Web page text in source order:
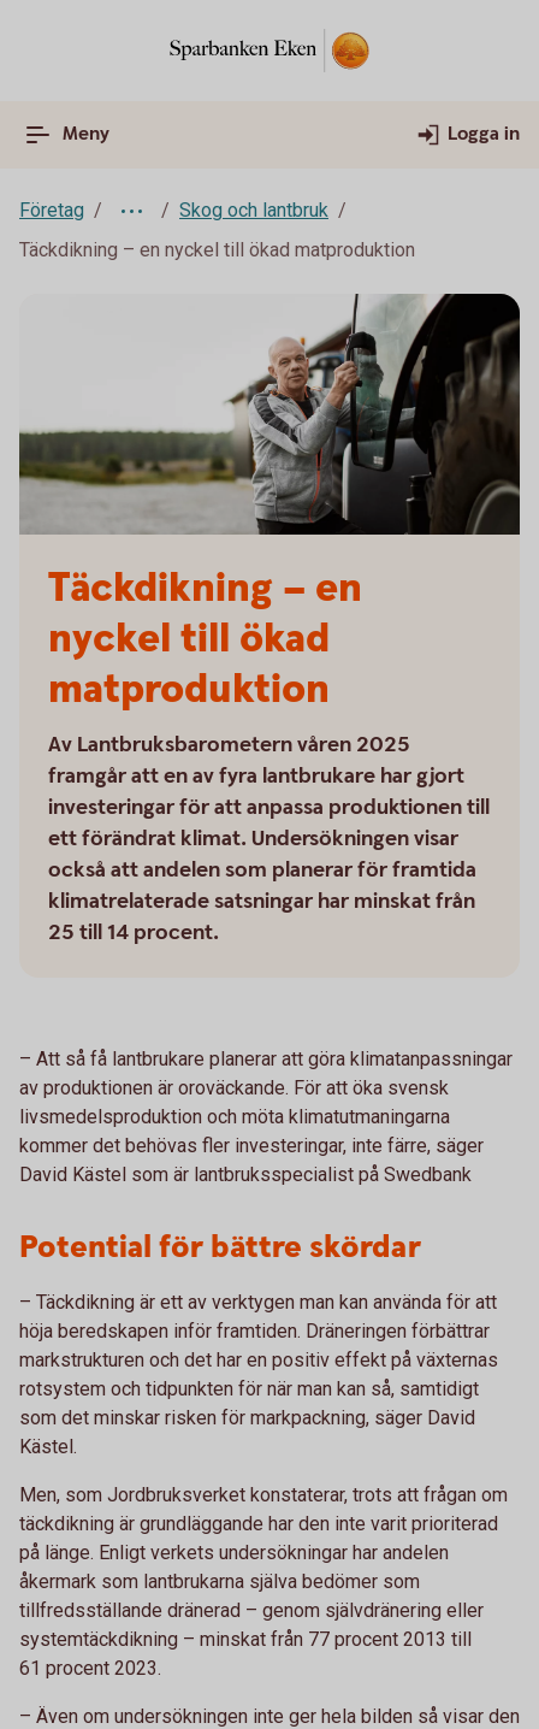
Meny Logga in
Företag
Skog och lantbruk
Täckdikning – en nyckel till ökad matproduktion
Täckdikning – en
nyckel till ökad
matproduktion
Av Lantbruksbarometern våren 2025
framgår att en av fyra lantbrukare har gjort
investeringar för att anpassa produktionen till
ett förändrat klimat. Undersökningen visar
också att andelen som planerar för framtida
klimatrelaterade satsningar har minskat från
25 till 14 procent.
– Att så få lantbrukare planerar att göra klimatanpassningar
av produktionen är oroväckande. För att öka svensk
livsmedelsproduktion och möta klimatutmaningarna
kommer det behövas fler investeringar, inte färre, säger
David Kästel som är lantbruksspecialist på Swedbank
Potential för bättre skördar
– Täckdikning är ett av verktygen man kan använda för att
höja beredskapen inför framtiden. Dräneringen förbättrar
markstrukturen och det har en positiv effekt på växternas
rotsystem och tidpunkten för när man kan så, samtidigt
som det minskar risken för markpackning, säger David
Kästel.
Men, som Jordbruksverket konstaterar, trots att frågan om
täckdikning är grund­läggande har den inte varit prioriterad
på länge. Enligt verkets undersökningar har andelen
åkermark som lantbrukarna själva bedömer som
tillfredsställande dränerad – genom självdränering eller
systemtäckdikning – minskat från 77 procent 2013 till
61 procent 2023.
– Även om undersökningen inte ger hela bilden så visar den